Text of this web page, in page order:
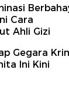
Cara
Ahli Gizi
Gegara
Ini Kini